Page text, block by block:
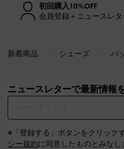
初回購入10%OFF
会員登録＋ニュースレ
新着商品 シューズ バ
ニュースレターで最新情報
※「登録する」ボタンをクリックす
シー規約に同意したものとみなし